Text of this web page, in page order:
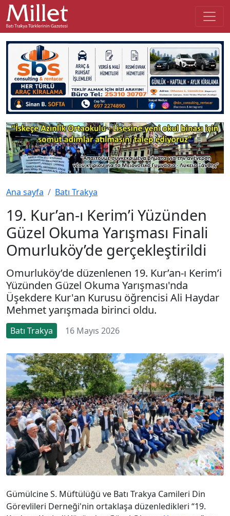
Ana sayfa Batı Trakya
19. Kur’an-ı Kerim’i Yüzünden
Güzel Okuma Yarışması Finali
Omurluköy’de gerçekleştirildi
Omurluköy’de düzenlenen 19. Kur’an-ı Kerim’i
Yüzünden Güzel Okuma Yarışması'nda
Üşekdere Kur'an Kurusu öğrencisi Ali Haydar
Mehmet yarışmada birinci oldu.
Batı Trakya 16 Mayıs 2026
Gümülcine S. Müftülüğü ve Batı Trakya Camileri Din
Görevlileri Derneği'nin ortaklaşa düzenledikleri “19.